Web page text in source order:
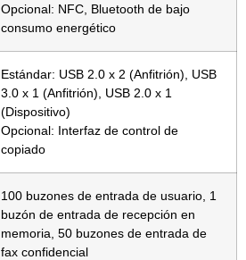
Opcional: NFC, Bluetooth de bajo
consumo energético
Estándar: USB 2.0 x 2 (Anfitrión), USB
3.0 x 1 (Anfitrión), USB 2.0 x 1
(Dispositivo)
Opcional: Interfaz de control de
copiado
100 buzones de entrada de usuario, 1
buzón de entrada de recepción en
memoria, 50 buzones de entrada de
fax confidencial